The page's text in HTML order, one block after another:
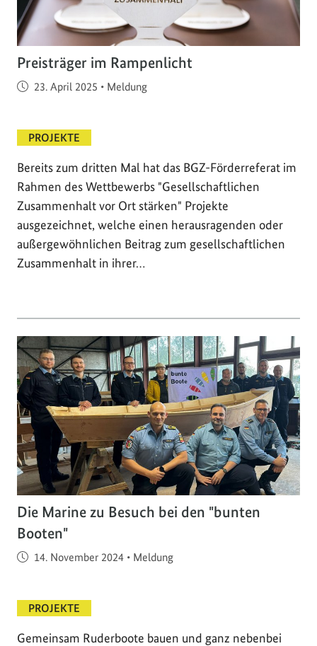
Preisträger im Rampenlicht
Veröffentlicht am
23. April 2025 • Meldung
PROJEKTE
Bereits zum dritten Mal hat das BGZ-Förderreferat im
Rahmen des Wettbewerbs "Gesellschaftlichen
Zusammenhalt vor Ort stärken" Projekte
ausgezeichnet, welche einen herausragenden oder
außergewöhnlichen Beitrag zum gesellschaftlichen
Zusammenhalt in ihrer…
Die Marine zu Besuch bei den "bunten
Booten"
Veröffentlicht am
14. November 2024 • Meldung
PROJEKTE
Gemeinsam Ruderboote bauen und ganz nebenbei